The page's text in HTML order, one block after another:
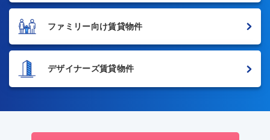
ファミリー向け賃貸物件
デザイナーズ賃貸物件